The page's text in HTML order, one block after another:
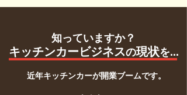
知っていますか？
キッチンカービジネスの現状を...
近年キッチンカーが開業ブームです。